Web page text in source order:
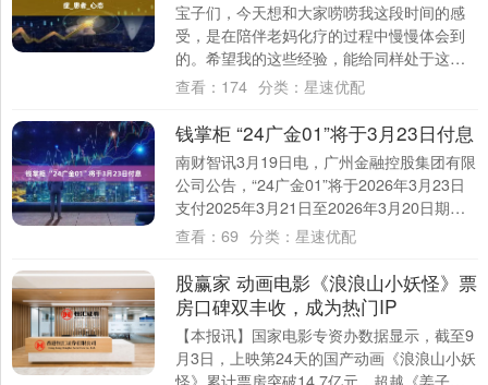
宝子们，今天想和大家唠唠我这段时间的感
受，是在陪伴老妈化疗的过程中慢慢体会到
的。希望我的这些经验，能给同样处于这种
情况的家人们一些帮助呀🙌 家属先稳住，别
查看： 174 分类： 星速优配
钱掌柜 “24广金01”将于3月23日付息
南财智讯3月19日电，广州金融控股集团有限
公司公告，“24广金01”将于2026年3月23日
支付2025年3月21日至2026年3月20日期间
的利息；本期债券票....
查看： 69 分类： 星速优配
股赢家 动画电影《浪浪山小妖怪》票
房口碑双丰收，成为热门IP
【本报讯】国家电影专资办数据显示，截至9
月3日，上映第24天的国产动画《浪浪山小妖
怪》累计票房突破14.7亿元，超越《姜子